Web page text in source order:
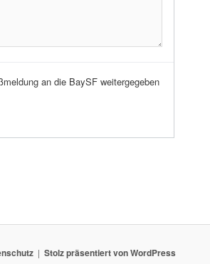
an die BaySF weitergegeben
Stolz präsentiert von WordPress